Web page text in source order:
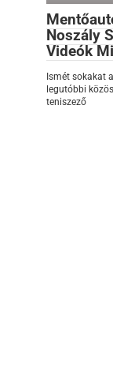
Noszály
Videók
Ismét sokakat
legutóbbi
teniszező